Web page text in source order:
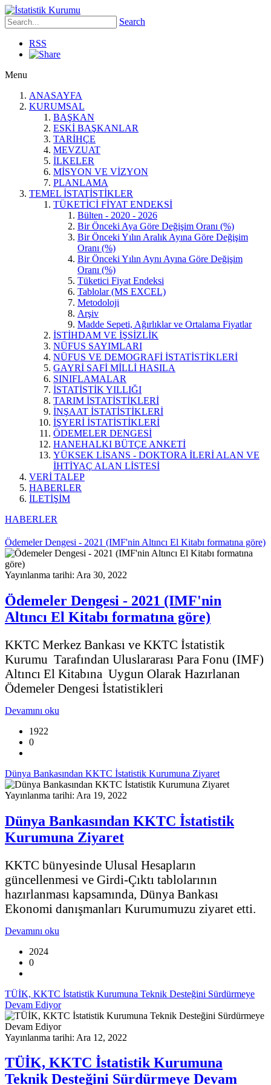
Search
RSS
Menu
ANASAYFA
KURUMSAL
BAŞKAN
ESKİ BAŞKANLAR
TARİHÇE
MEVZUAT
İLKELER
MİSYON VE VİZYON
PLANLAMA
TEMEL İSTATİSTİKLER
TÜKETİCİ FİYAT ENDEKSİ
Bülten - 2020 - 2026
Bir Önceki Aya Göre Değişim Oranı (%)
Bir Önceki Yılın Aralık Ayına Göre Değişim
Oranı (%)
Bir Önceki Yılın Aynı Ayına Göre Değişim
Oranı (%)
Tüketici Fiyat Endeksi
Tablolar (MS EXCEL)
Metodoloji
Arşiv
Madde Sepeti, Ağırlıklar ve Ortalama Fiyatlar
İSTİHDAM VE İŞSİZLİK
NÜFUS SAYIMLARI
NÜFUS VE DEMOGRAFİ İSTATİSTİKLERİ
GAYRİ SAFİ MİLLİ HASILA
SINIFLAMALAR
İSTATİSTİK YILLIĞI
TARIM İSTATİSTİKLERİ
İNŞAAT İSTATİSTİKLERİ
İŞYERİ İSTATİSTİKLERİ
ÖDEMELER DENGESİ
HANEHALKI BÜTÇE ANKETİ
YÜKSEK LİSANS - DOKTORA İLERİ ALAN VE
İHTİYAÇ ALAN LİSTESİ
VERİ TALEP
HABERLER
İLETİŞİM
HABERLER
Ödemeler Dengesi - 2021 (IMF'nin Altıncı El Kitabı formatına göre)
Yayınlanma tarihi: Ara 30, 2022
Ödemeler Dengesi - 2021 (IMF'nin
Altıncı El Kitabı formatına göre)
KKTC Merkez Bankası ve KKTC İstatistik
Kurumu Tarafından Uluslararası Para Fonu (IMF)
Altıncı El Kitabına Uygun Olarak Hazırlanan
Ödemeler Dengesi İstatistikleri
Devamını oku
1922
0
Dünya Bankasından KKTC İstatistik Kurumuna Ziyaret
Yayınlanma tarihi: Ara 19, 2022
Dünya Bankasından KKTC İstatistik
Kurumuna Ziyaret
KKTC bünyesinde Ulusal Hesapların
güncellenmesi ve Girdi-Çıktı tablolarının
hazırlanması kapsamında, Dünya Bankası
Ekonomi danışmanları Kurumumuzu ziyaret etti.
Devamını oku
2024
0
TÜİK, KKTC İstatistik Kurumuna Teknik Desteğini Sürdürmeye
Devam Ediyor
Yayınlanma tarihi: Ara 12, 2022
TÜİK, KKTC İstatistik Kurumuna
Teknik Desteğini Sürdürmeye Devam